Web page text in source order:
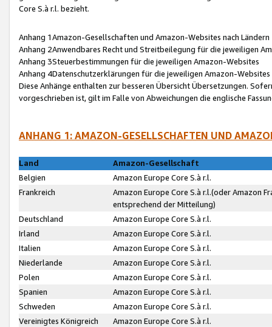
Core S.à r.l. bezieht.
Anhang 1Amazon-Gesellschaften und Amazon-Websites nach Ländern
Anhang 2Anwendbares Recht und Streitbeilegung für die jeweiligen
Anhang 3Steuerbestimmungen für die jeweiligen Amazon-Websites
Anhang 4Datenschutzerklärungen für die jeweiligen Amazon-Websites
Diese Anhänge enthalten zur besseren Übersicht Übersetzungen.
vorgeschrieben ist, gilt im Falle von Abweichungen die englische
ANHANG 1: AMAZON-GESELLSCHAFTEN UND
Land
Amazon-Gesellschaft
Belgien
Amazon Europe Core S.à r.l.
Frankreich
Amazon Europe Core S.à r.l.(oder Amazon
entsprechend der Mitteilung)
Deutschland
Amazon Europe Core S.à r.l.
Irland
Amazon Europe Core S.à r.l.
Italien
Amazon Europe Core S.à r.l.
Niederlande
Amazon Europe Core S.à r.l.
Polen
Amazon Europe Core S.à r.l.
Spanien
Amazon Europe Core S.à r.l.
Schweden
Amazon Europe Core S.à r.l.
Vereinigtes Königreich
Amazon Europe Core S.à r.l.